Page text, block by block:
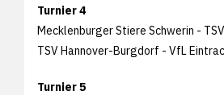
Turnier 4
Mecklenburger Stiere Schwerin -
TSV Hannover-Burgdorf - VfL
Turnier 5